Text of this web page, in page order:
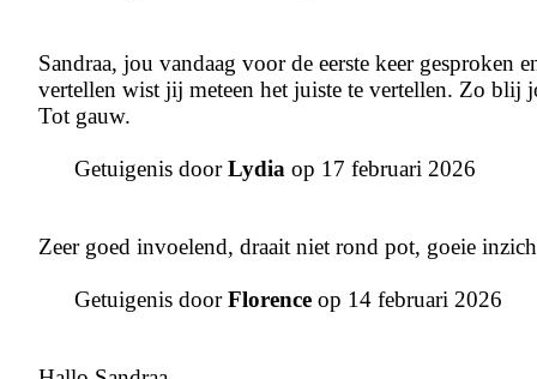
Sandraa, jou vandaag voor de eerste keer
vertellen wist jij meteen het juiste te vertellen. Zo blij
Tot gauw.
Getuigenis doorLydia op 17 februari 2026
Zeer goed invoelend, draait niet rond pot, goeie
Getuigenis doorFlorence op 14 februari 2026